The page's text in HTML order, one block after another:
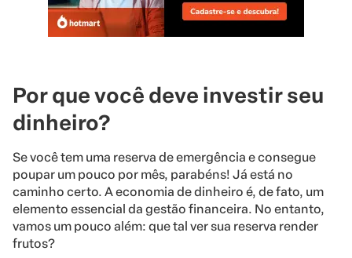
Por que você deve investir seu
dinheiro?
Se você tem uma reserva de emergência e consegue
poupar um pouco por mês, parabéns! Já está no
caminho certo. A economia de dinheiro é, de fato, um
elemento essencial da gestão financeira. No entanto,
vamos um pouco além: que tal ver sua reserva render
frutos?